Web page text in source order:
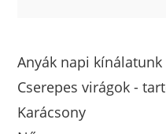
Anyák napi kínálatunk
Cserepes virágok -
Karácsony